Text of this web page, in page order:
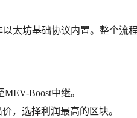
太坊基础协议内置。整个流程
Boost中继。
，选择利润最高的区块。